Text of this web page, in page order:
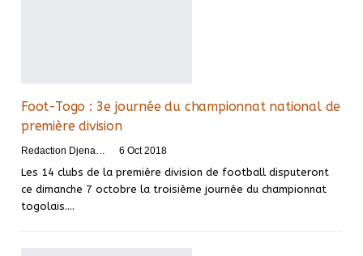
Foot-Togo : 3e journée du championnat national de
première division
Redaction DjenaSport 6 Oct 2018
Les 14 clubs de la première division de football disputeront
ce dimanche 7 octobre la troisième journée du championnat
togolais.…